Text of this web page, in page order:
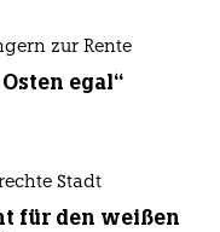
zur Rente
egal“
Stadt
für den weißen